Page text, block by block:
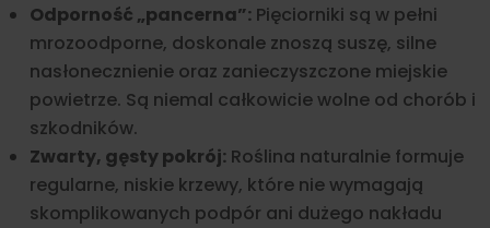
Odporność „pancerna”: Pięciorniki są w pełni
mrozoodporne, doskonale znoszą suszę, silne
nasłonecznienie oraz zanieczyszczone miejskie
powietrze. Są niemal całkowicie wolne od chorób i
szkodników.
Zwarty, gęsty pokrój: Roślina naturalnie formuje
regularne, niskie krzewy, które nie wymagają
skomplikowanych podpór ani dużego nakładu